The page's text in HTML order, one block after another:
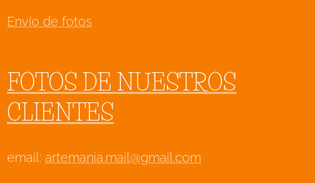
Envío de fotos
FOTOS DE NUESTROS
CLIENTES
email: artemania.mail@gmail.com